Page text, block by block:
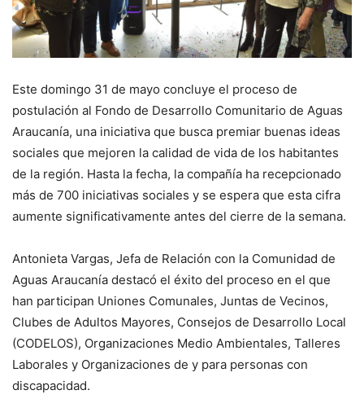
Este domingo 31 de mayo concluye el proceso de
postulación al Fondo de Desarrollo Comunitario de Aguas
Araucanía, una iniciativa que busca premiar buenas ideas
sociales que mejoren la calidad de vida de los habitantes
de la región. Hasta la fecha, la compañía ha recepcionado
más de 700 iniciativas sociales y se espera que esta cifra
aumente significativamente antes del cierre de la semana.
Antonieta Vargas, Jefa de Relación con la Comunidad de
Aguas Araucanía destacó el éxito del proceso en el que
han participan Uniones Comunales, Juntas de Vecinos,
Clubes de Adultos Mayores, Consejos de Desarrollo Local
(CODELOS), Organizaciones Medio Ambientales, Talleres
Laborales y Organizaciones de y para personas con
discapacidad.